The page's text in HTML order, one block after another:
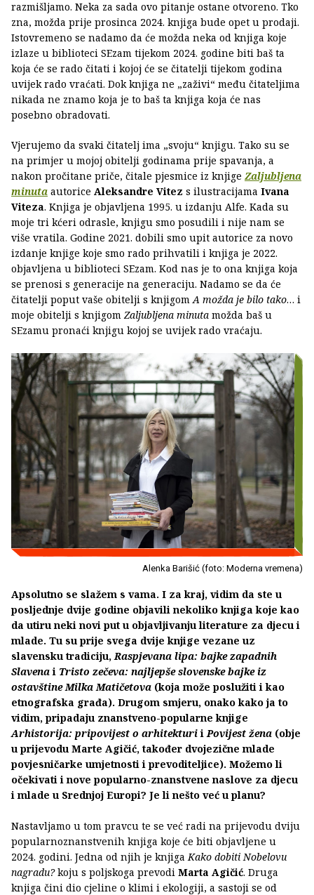
razmišljamo. Neka za sada ovo pitanje ostane otvoreno. Tko
zna, možda prije prosinca 2024. knjiga bude opet u prodaji.
Istovremeno se nadamo da će možda neka od knjiga koje
izlaze u biblioteci SEzam tijekom 2024. godine biti baš ta
koja će se rado čitati i kojoj će se čitatelji tijekom godina
uvijek rado vraćati. Dok knjiga ne „zaživi“ među čitateljima
nikada ne znamo koja je to baš ta knjiga koja će nas
posebno obradovati.
Vjerujemo da svaki čitatelj ima „svoju“ knjigu. Tako su se
na primjer u mojoj obitelji godinama prije spavanja, a
nakon pročitane priče, čitale pjesmice iz knjige Zaljubljena
minuta autorice Aleksandre Vitez s ilustracijama Ivana
Viteza. Knjiga je objavljena 1995. u izdanju Alfe. Kada su
moje tri kćeri odrasle, knjigu smo posudili i nije nam se
više vratila. Godine 2021. dobili smo upit autorice za novo
izdanje knjige koje smo rado prihvatili i knjiga je 2022.
objavljena u biblioteci SEzam. Kod nas je to ona knjiga koja
se prenosi s generacije na generaciju. Nadamo se da će
čitatelji poput vaše obitelji s knjigomA možda je bilo tako… i
moje obitelji s knjigomZaljubljena minuta možda baš u
SEzamu pronaći knjigu kojoj se uvijek rado vraćaju.
Alenka Barišić (foto: Moderna vremena)
Apsolutno se slažem s vama. I za kraj, vidim da ste u
posljednje dvije godine objavili nekoliko knjiga koje kao
da utiru neki novi put u objavljivanju literature za djecu i
mlade. Tu su prije svega dvije knjige vezane uz
slavensku tradiciju, Raspjevana lipa: bajke zapadnih
Slavenai Tristo zečeva: najljepše slovenske bajke iz
ostavštine Milka Matičetova (koja može poslužiti i kao
etnografska građa). Drugom smjeru, onako kako ja to
vidim, pripadaju znanstveno-popularne knjige
Arhistorija: pripovijest o arhitekturii Povijest žena (obje
u prijevodu Marte Agičić, također dvojezične mlade
povjesničarke umjetnosti i prevoditeljice). Možemo li
očekivati i nove popularno-znanstvene naslove za djecu
i mlade u Srednjoj Europi? Je li nešto već u planu?
Nastavljamo u tom pravcu te se već radi na prijevodu dviju
popularnoznanstvenih knjiga koje će biti objavljene u
2024. godini. Jedna od njih je knjiga Kako dobiti Nobelovu
nagradu?koju s poljskoga prevodi Marta Agičić. Druga
knjiga čini dio cjeline o klimi i ekologiji, a sastoji se od